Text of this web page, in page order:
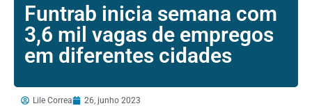
Funtrab inicia semana com
3,6 mil vagas de empregos
em diferentes cidades
Lile Correa 26, junho 2023